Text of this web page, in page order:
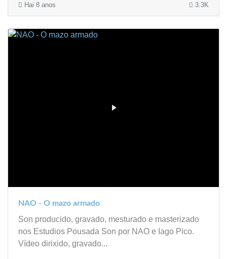
Hai 8 anos 3.3K
NAO - O mazo armado
Son producido, gravado, mesturado e masterizado
nos Estudios Pousada Son por NAO e Iago Pico.
Vídeo dirixido, gravado...